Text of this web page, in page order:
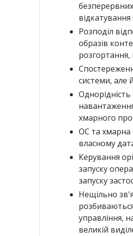
відкатування
Розподіл
образів
розгортання,
системи, але
хмарного
ОС та хмарна
власному
Керування
запуску
запуску
Нещільно
управління,
великій